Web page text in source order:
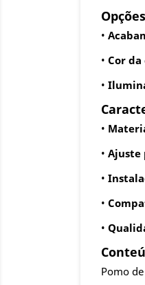
•
• Cor
•
•
• Ajuste
•
•
•
Pomo